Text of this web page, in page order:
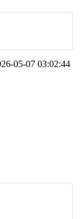
05-07 03:02:44